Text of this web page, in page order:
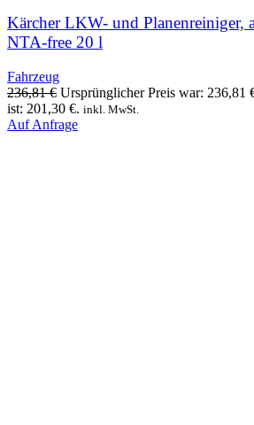
Kärcher LKW- und Planenreiniger,
NTA-free 20 l
Fahrzeug
236,81€ Ursprünglicher Preis war: 236,81
ist: 201,30 €. inkl. MwSt.
Auf Anfrage